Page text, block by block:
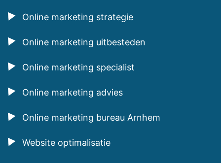
Online marketing strategie
Online marketing uitbesteden
Online marketing specialist
Online marketing advies
Online marketing bureau Arnhem
Website optimalisatie